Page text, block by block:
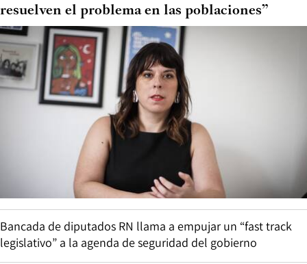
resuelven el problema en las poblaciones”
Bancada de diputados RN llama a empujar un “fast track
legislativo” a la agenda de seguridad del gobierno